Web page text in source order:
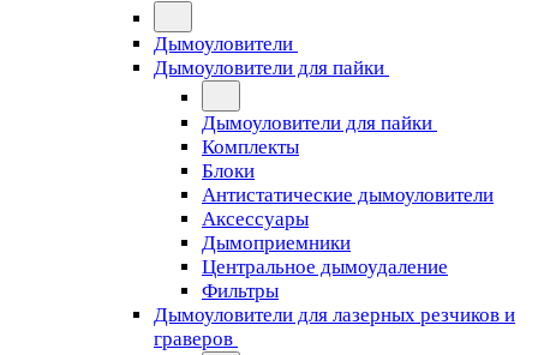
Дымоуловители
Дымоуловители для пайки
Дымоуловители для пайки
Комплекты
Блоки
Антистатические дымоуловители
Аксессуары
Дымоприемники
Центральное дымоудаление
Фильтры
Дымоуловители для лазерных резчиков и
граверов